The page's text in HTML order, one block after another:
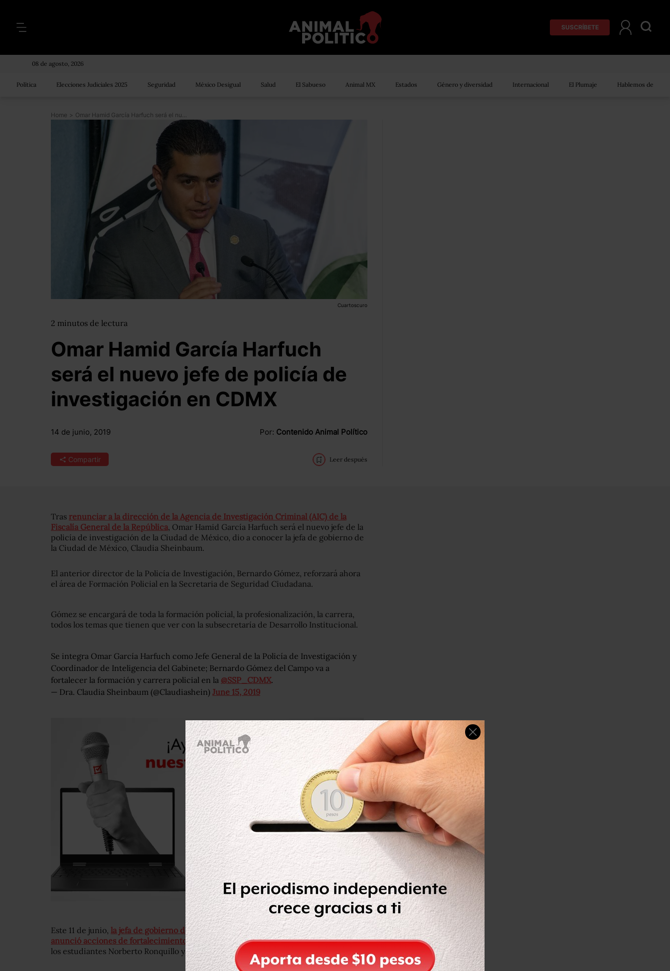
SUSCRÍBETE
08 de agosto, 2026
Política Elecciones Judiciales 2025 Seguridad México Desigual Salud El Sabueso Animal MX Estados Género y diversidad Internacional El Plumaje Hablemos de
Home > Omar Hamid García Harfuch será el nuevo jefe de policía de investigación en CDMX
Cuartoscuro
2 minutos de lectura
Omar Hamid García Harfuch
será el nuevo jefe de policía de
investigación en CDMX
14 de junio, 2019 Por: Contenido Animal Político
Compartir Leer después
Tras renunciar a la dirección de la Agencia de Investigación Criminal (AIC) de la
Fiscalía General de la República, Omar Hamid García Harfuch será el nuevo jefe de la
policía de investigación de la Ciudad de México, dio a conocer la jefa de gobierno de
la Ciudad de México, Claudia Sheinbaum.
El anterior director de la Policía de Investigación, Bernardo Gómez, reforzará ahora
el área de Formación Policial en la Secretaria de Seguridad Ciudadana.
Gómez se encargará de toda la formación policial, la profesionalización, la carrera,
todos los temas que tienen que ver con la subsecretaría de Desarrollo Institucional.
Se integra Omar García Harfuch como Jefe General de la Policía de Investigación y
Coordinador de Inteligencia del Gabinete; Bernardo Gómez del Campo va a
fortalecer la formación y carrera policial en la @SSP_CDMX.
— Dra. Claudia Sheinbaum (@Claudiashein) June 15, 2019
Este 11 de junio, la jefa de gobierno de la Ciudad de México, Claudia Sheinbaum,
anunció acciones de fortalecimiento en materia de seguridadtras los asesinatos de
los estudiantes Norberto Ronquillo y Leonardo Avendaño.